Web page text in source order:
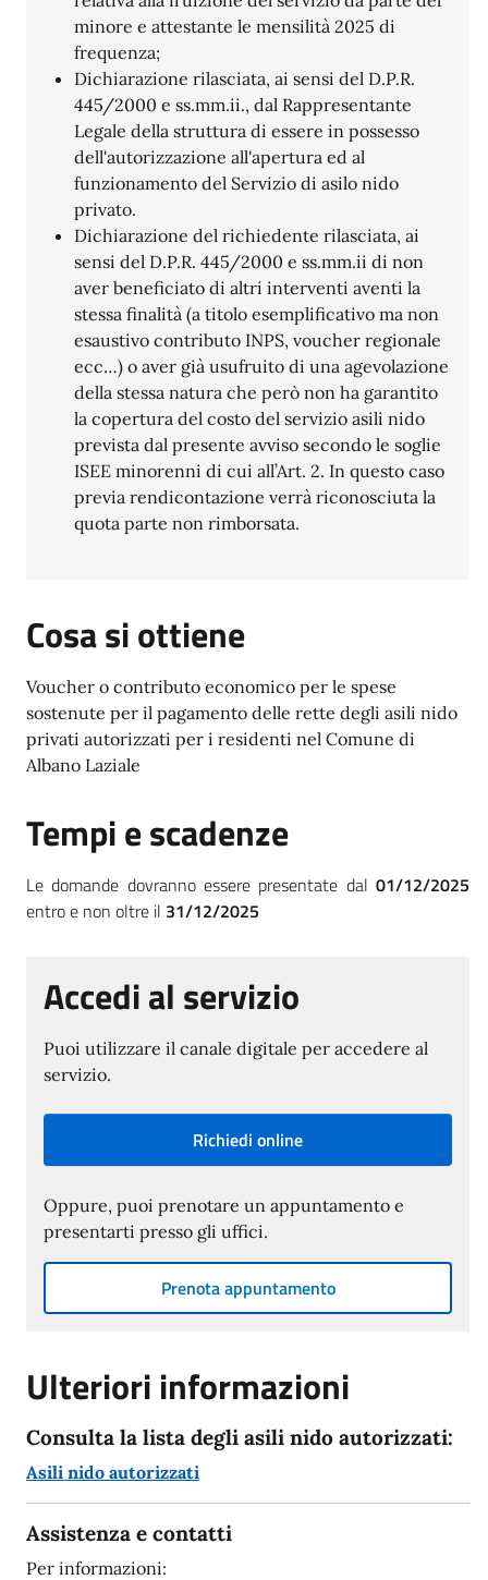
minore e attestante le mensilità 2025 di
frequenza;
Dichiarazione rilasciata, ai sensi del D.P.R.
445/2000 e ss.mm.ii., dal Rappresentante
Legale della struttura di essere in possesso
dell'autorizzazione all'apertura ed al
funzionamento del Servizio di asilo nido
privato.
Dichiarazione del richiedente rilasciata, ai
sensi del D.P.R. 445/2000 e ss.mm.ii di non
aver beneficiato di altri interventi aventi la
stessa finalità (a titolo esemplificativo ma non
esaustivo contributo INPS, voucher regionale
ecc…) o aver già usufruito di una agevolazione
della stessa natura che però non ha garantito
la copertura del costo del servizio asili nido
prevista dal presente avviso secondo le soglie
ISEE minorenni di cui all’Art. 2. In questo caso
previa rendicontazione verrà riconosciuta la
quota parte non rimborsata.
Cosa si ottiene
Voucher o contributo economico per le spese
sostenute per il pagamento delle rette degli asili nido
privati autorizzati per i residenti nel Comune di
Albano Laziale
Tempi e scadenze
Le domande dovranno essere presentate dal01/12/2025
entro e non oltre il 31/12/2025
Accedi al servizio
Puoi utilizzare il canale digitale per accedere al
servizio.
Richiedi online
Oppure, puoi prenotare un appuntamento e
presentarti presso gli uffici.
Prenota appuntamento
Ulteriori informazioni
Consulta la lista degli asili nido autorizzati:
Asili nido autorizzati
Assistenza e contatti
Per informazioni: